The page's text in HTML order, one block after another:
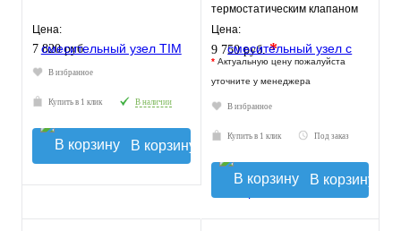
Цена:
7 820 руб.
В избранное
Купить в 1 клик В наличии
В корзину
термостатическим клапаном
20-43°C и
жидкокристаллическим
термомет
Цена:
9 750 руб.*
* Актуальную цену пожалуйста
уточните у менеджера
В избранное
Купить в 1 клик Под заказ
В корзину